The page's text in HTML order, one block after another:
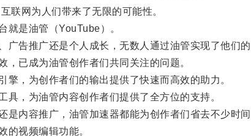
网为人们带来了无限的可能性。
是油管（YouTube）。
告推广还是个人成长，无数人通过油管实现了他们的
已成为油管创作者们共同关注的问题。
，为创作者们的输出提供了快速而高效的助力。
，为油管内容创作者们提供了全方位的支持。
内容推广，油管加速器都能为创作者们省去不少时间
视频编辑功能。